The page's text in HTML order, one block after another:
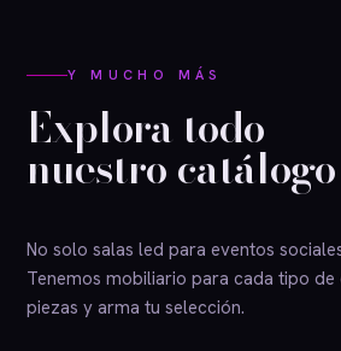
Y MUCHO MÁS
Explora todo
nuestro catálogo
No solo salas led para eventos
Tenemos mobiliario para cada tipo de
piezas y arma tu selección.